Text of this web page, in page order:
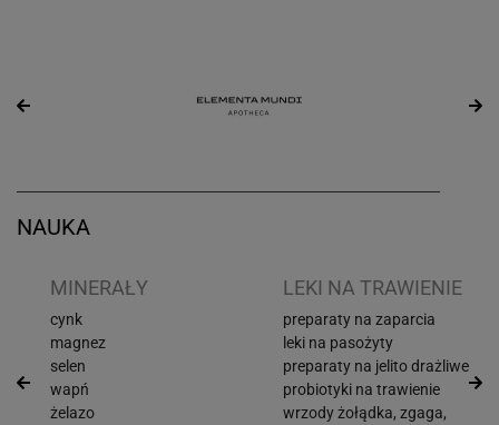
NAUKA
MINERAŁY
cynk
magnez
selen
wapń
żelazo
LEKI NA TRAWIENIE
preparaty na zaparcia
leki na pasożyty
preparaty na jelito drażliwe
probiotyki na trawienie
wrzody żołądka, zgaga,